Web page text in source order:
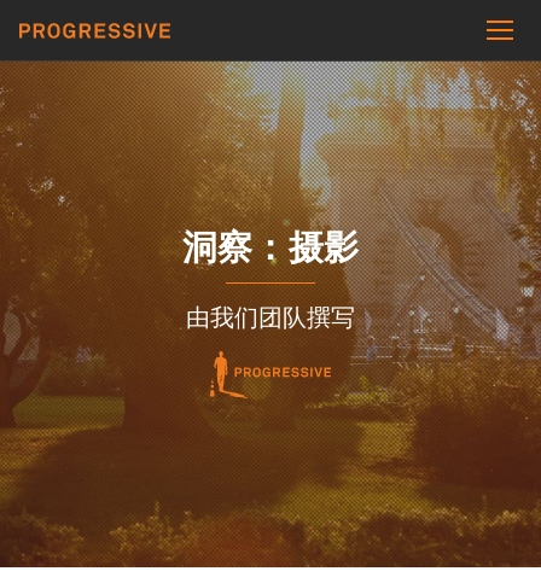
洞察：摄影
由我们团队撰写